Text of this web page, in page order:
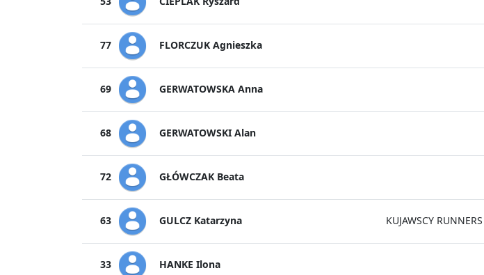
77 FLORCZUK Agnieszka
69 GERWATOWSKA Anna
68 GERWATOWSKI Alan
72 GŁÓWCZAK Beata
63 GULCZ Katarzyna KUJAWSCY RUNNERS
33 HANKE Ilona